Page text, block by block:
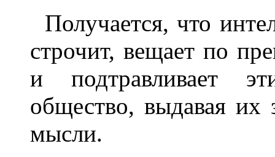
Получается, что
строчит, вещает по
и подтравливает
общество, выдавая их
мысли.